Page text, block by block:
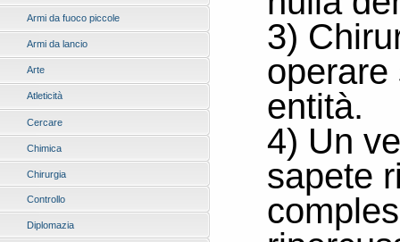
Armi da fuoco piccole
Armi da lancio
Arte
Atleticità
Cercare
Chimica
Chirurgia
Controllo
Diplomazia
3)
entità.
4) Un
sapete